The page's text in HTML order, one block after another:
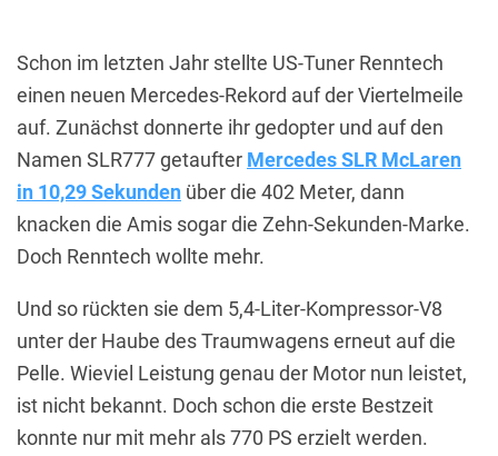
Schon im letzten Jahr stellte US-Tuner Renntech
einen neuen Mercedes-Rekord auf der Viertelmeile
auf. Zunächst donnerte ihr gedopter und auf den
Namen SLR777 getaufter Mercedes SLR McLaren
in 10,29 Sekunden über die 402 Meter, dann
knacken die Amis sogar die Zehn-Sekunden-Marke.
Doch Renntech wollte mehr.
Und so rückten sie dem 5,4-Liter-Kompressor-V8
unter der Haube des Traumwagens erneut auf die
Pelle. Wieviel Leistung genau der Motor nun leistet,
ist nicht bekannt. Doch schon die erste Bestzeit
konnte nur mit mehr als 770 PS erzielt werden.